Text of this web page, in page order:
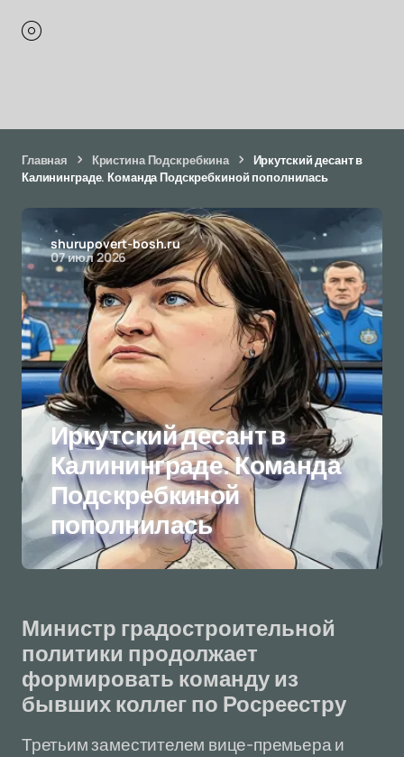
Главная Кристина Подскребкина
Иркутский десант в
Калининграде. Команда Подскребкиной пополнилась
shurupovert-bosh.ru
07 июл 2026
Иркутский десант в
Калининграде. Команда
Подскребкиной
пополнилась
Министр градостроительной
политики продолжает
формировать команду из
бывших коллег по Росреестру
Третьим заместителем вице-премьера и